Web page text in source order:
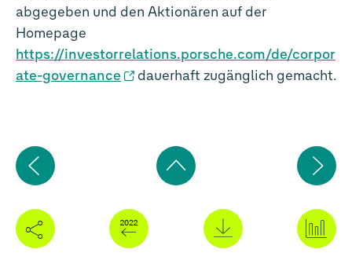
abgegeben und den Aktionären auf der
Homepage
https://investorrelations.porsche.com/de/corpor
ate-governance
dauerhaft zugänglich gemacht.
Vorherige
Seite
Zum
Seitenanfang